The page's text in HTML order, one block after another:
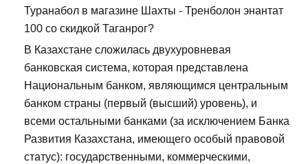
Туранабол в магазине Шахты - Тренболон энантат
100 со скидкой Таганрог?
В Казахстане сложилась двухуровневая
банковская система, которая представлена
Национальным банком, являющимся центральным
банком страны (первый (высший) уровень), и
всеми остальными банками (за исключением Банка
Развития Казахстана, имеющего особый правовой
статус): государственными, коммерческими,